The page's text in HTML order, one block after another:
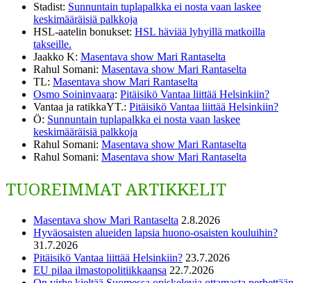
Stadist: Sunnuntain tuplapalkka ei nosta vaan laskee
keskimääräisiä palkkoja
HSL-aatelin bonukset: HSL häviää lyhyillä matkoilla
takseille.
Jaakko K: Masentava show Mari Rantaselta
Rahul Somani: Masentava show Mari Rantaselta
TL: Masentava show Mari Rantaselta
Osmo Soininvaara: Pitäisikö Vantaa liittää Helsinkiin?
Vantaa ja ratikkaYT.: Pitäisikö Vantaa liittää Helsinkiin?
Ö: Sunnuntain tuplapalkka ei nosta vaan laskee
keskimääräisiä palkkoja
Rahul Somani: Masentava show Mari Rantaselta
Rahul Somani: Masentava show Mari Rantaselta
TUOREIMMAT ARTIKKELIT
Masentava show Mari Rantaselta 2.8.2026
Hyväosaisten alueiden lapsia huono-osaisten kouluihin?
31.7.2026
Pitäisikö Vantaa liittää Helsinkiin? 23.7.2026
EU pilaa ilmastopolitiikkaansa 22.7.2026